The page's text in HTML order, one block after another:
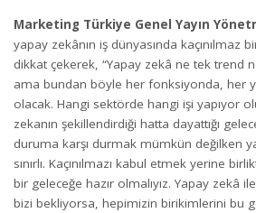
Marketing Türkiye Genel Yayın
yapay zekânın iş dünyasında kaçınılmaz
dikkat çekerek, “Yapay zekâ ne tek trend
ama bundan böyle her fonksiyonda, her
olacak. Hangi sektörde hangi işi yapıyor
zekanın şekillendirdiği hatta dayattığı
duruma karşı durmak mümkün değilken
sınırlı. Kaçınılmazı kabul etmek yerine
bir geleceğe hazır olmalıyız. Yapay zekâ
bizi bekliyorsa, hepimizin birikimlerini bu